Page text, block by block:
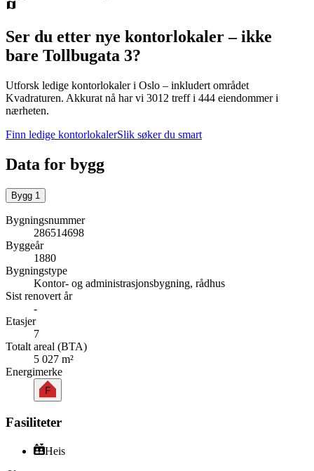
Ser du etter nye kontorlokaler – ikke
bare Tollbugata 3?
Utforsk ledige kontorlokaler i Oslo – inkludert området
Kvadraturen. Akkurat nå har vi 3012 treff i 444 eiendommer i
nærheten.
Finn ledige kontorlokalerSlik søker du smart
Data for bygg
Bygg 1
Bygningsnummer
286514698
Byggeår
1880
Bygningstype
Kontor- og administrasjonsbygning, rådhus
Sist renovert år
-
Etasjer
7
Totalt areal (BTA)
5 027 m²
Energimerke
F
Fasiliteter
Heis